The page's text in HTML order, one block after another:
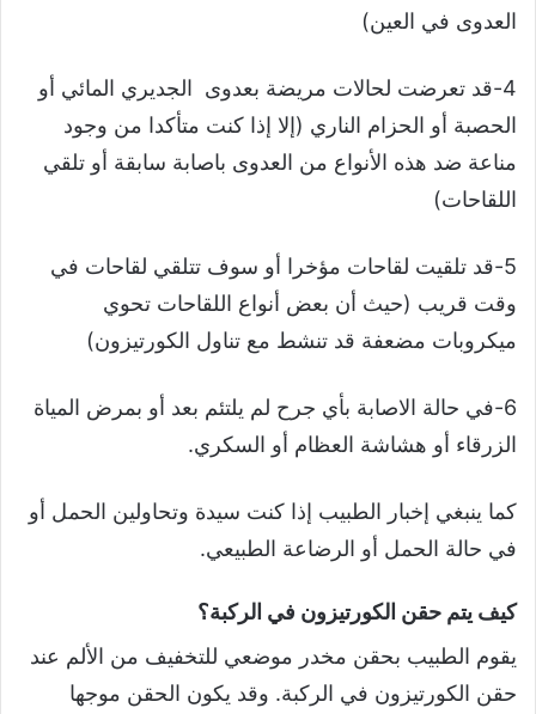
العدوى في العين)
4-قد تعرضت لحالات مريضة بعدوى الجديري المائي أو
الحصبة أو الحزام الناري (إلا إذا كنت متأكدا من وجود
مناعة ضد هذه الأنواع من العدوى باصابة سابقة أو تلقي
اللقاحات)
5-قد تلقيت لقاحات مؤخرا أو سوف تتلقي لقاحات في
وقت قريب (حيث أن بعض أنواع اللقاحات تحوي
ميكروبات مضعفة قد تنشط مع تناول الكورتيزون)
6-في حالة الاصابة بأي جرح لم يلتئم بعد أو بمرض المياة
الزرقاء أو هشاشة العظام أو السكري.
كما ينبغي إخبار الطبيب إذا كنت سيدة وتحاولين الحمل أو
في حالة الحمل أو الرضاعة الطبيعي.
كيف يتم حقن الكورتيزون في الركبة؟
يقوم الطبيب بحقن مخدر موضعي للتخفيف من الألم عند
حقن الكورتيزون في الركبة. وقد يكون الحقن موجها